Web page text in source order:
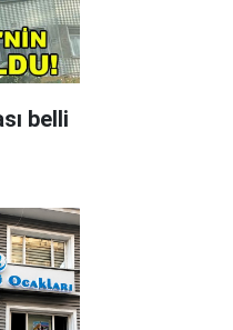
belli